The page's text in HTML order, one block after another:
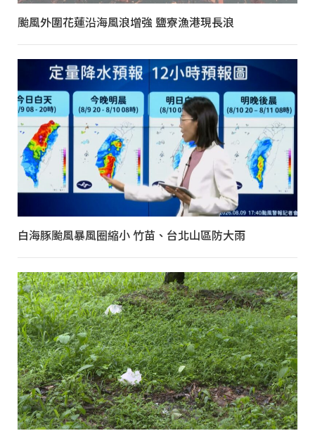
颱風外圍花蓮沿海風浪增強 鹽寮漁港現長浪
白海豚颱風暴風圈縮小 竹苗、台北山區防大雨